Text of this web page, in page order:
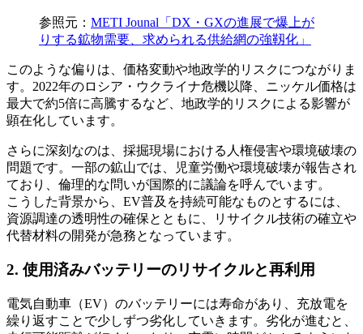
参照元： METI Jounal 「 DX・GXの進展で爆上が
りする鉱物需要、求められる供給網の強靱化 」
このような偏りは、価格変動や地政学的リスクにつながりま
す。2022年のロシア・ウクライナ危機以降、ニッケル価格は
最大で約5倍に高騰するなど、地政学的リスクによる影響が
顕在化しています。
さらに深刻なのは、採掘現場における人権侵害や環境破壊の
問題です。一部の鉱山では、児童労働や環境破壊が報告され
ており、倫理的な問いが国際的に議論を呼んでいます。
こうした背景から、EV普及を持続可能なものとするには、
資源調達の透明性の確保とともに、リサイクル技術の確立や
代替材料の開発が急務となっています。
2. 使用済みバッテリーのリサイクルと再利用
電気自動車（EV）のバッテリーには寿命があり、充放電を
繰り返すことで少しずつ劣化していきます。劣化が進むと、